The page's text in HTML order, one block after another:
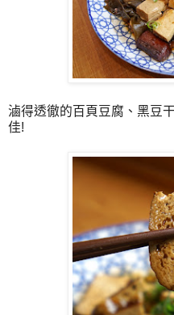
滷得透徹的百頁豆腐、黑豆
佳!